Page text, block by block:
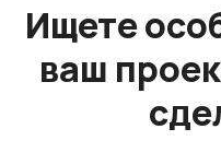
Ищете
ваш